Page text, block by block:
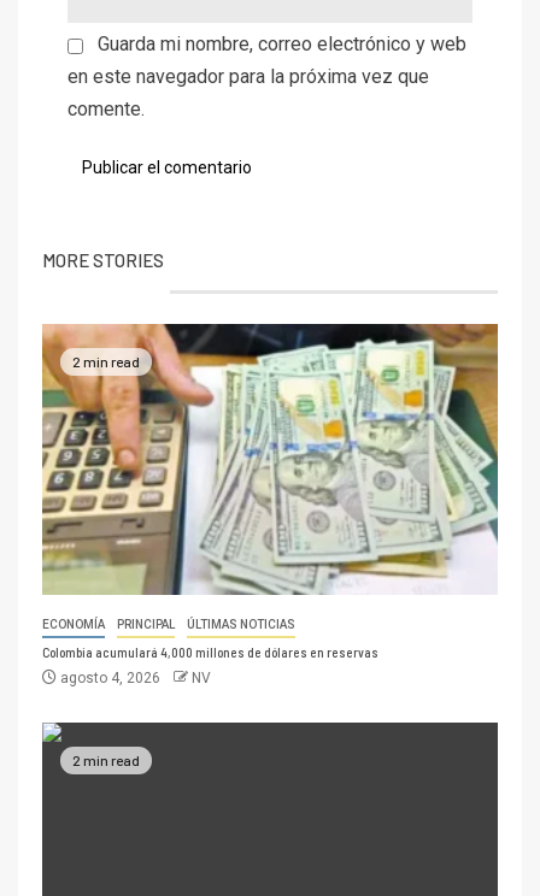
Guarda mi nombre, correo electrónico y web
en este navegador para la próxima vez que
comente.
MORE STORIES
2 min read
ECONOMÍA PRINCIPAL ÚLTIMAS NOTICIAS
Colombia acumulará 4,000 millones de dólares en reservas
agosto 4, 2026 NV
2 min read